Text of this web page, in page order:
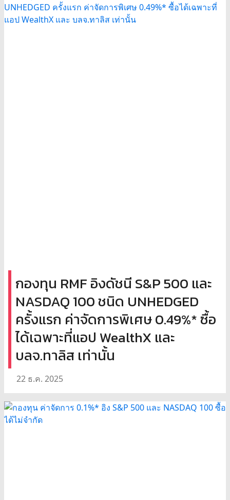
กองทุน RMF อิงดัชนี S&P 500 และ
NASDAQ 100 ชนิด UNHEDGED
ครั้งแรก ค่าจัดการพิเศษ 0.49%* ซื้อ
ได้เฉพาะที่แอป WealthX และ
บลจ.ทาลิส เท่านั้น
22 ธ.ค. 2025